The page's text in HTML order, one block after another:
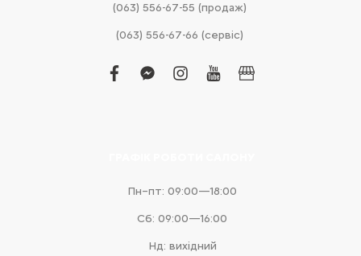
(063) 556-67-55 (продаж)
(063) 556-67-66 (сервіс)
facebook
facebook-
instagram
youtubebusiness
Пн–пт: 09:00—18:00
Сб: 09:00—16:00
Нд: вихідний